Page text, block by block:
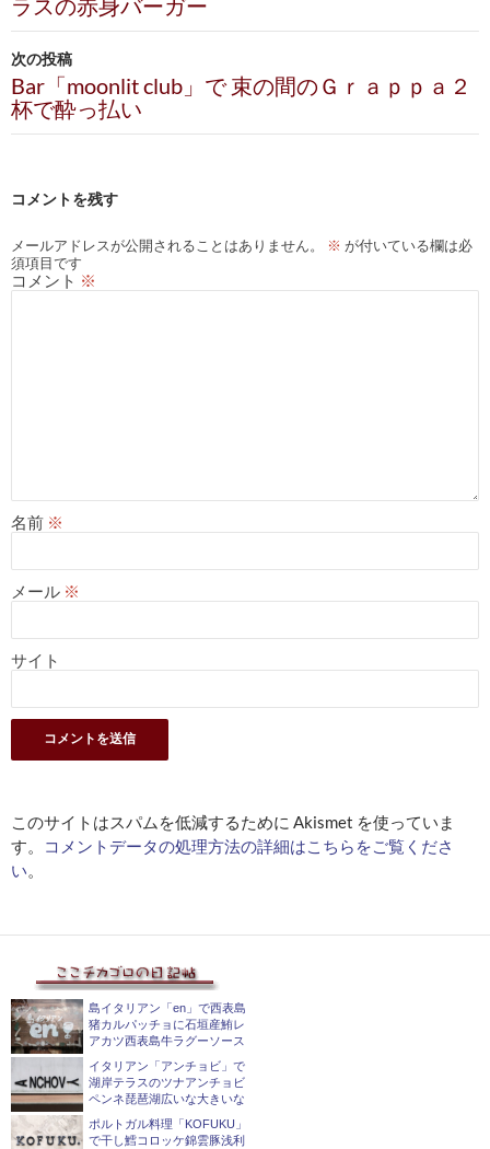
ナ
ビ
ゲ
ー
ョ
ン
ラスの赤身バーガー
次の投稿
Bar「moonlit club」で 束の間のＧｒａｐｐａ２
杯で酔っ払い
コメントを残す
メールアドレスが公開されることはありません。 ※ が付いている欄は必
須項目です
コメント ※
名前 ※
メール ※
サイト
このサイトはスパムを低減するために Akismet を使っていま
す。
コメントデータの処理方法の詳細はこちらをご覧くださ
い。
島イタリアン「en」で西表島
猪カルパッチョに石垣産鮪レ
アカツ西表島牛ラグーソース
イタリアン「アンチョビ」で
湖岸テラスのツナアンチョビ
ペンネ琵琶湖広いな大きいな
ポルトガル料理「KOFUKU」
で干し鱈コロッケ錦雲豚浅利